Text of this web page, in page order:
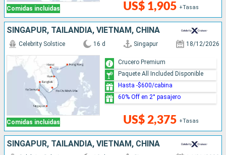
Comidas incluidas US$ 1,905 +Tasas
SINGAPUR, TAILANDIA, VIETNAM, CHINA
Comidas incluidas
Celebrity Solstice 16 d Singapur 18/12/2026
US$ 2,375 +Tasas
Crucero Premium
Paquete All Included Disponible
Hasta -$600/cabina
60% Off en 2° pasajero
SINGAPUR, TAILANDIA, VIETNAM, CHINA